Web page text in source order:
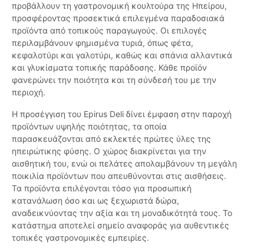
προβάλλουν τη γαστρονομική κουλτούρα της Ηπείρου,
προσφέροντας προσεκτικά επιλεγμένα παραδοσιακά
προϊόντα από τοπικούς παραγωγούς. Οι επιλογές
περιλαμβάνουν φημισμένα τυριά, όπως φέτα,
κεφαλοτύρι και γαλοτύρι, καθώς και σπάνια αλλαντικά
και γλυκίσματα τοπικής παράδοσης. Κάθε προϊόν
φανερώνει την ποιότητα και τη σύνδεσή του με την
περιοχή.
Η προσέγγιση του Epirus Deli δίνει έμφαση στην παροχή
προϊόντων υψηλής ποιότητας, τα οποία
παρασκευάζονται από εκλεκτές πρώτες ύλες της
ηπειρώτικης φύσης. Ο χώρος διακρίνεται για την
αισθητική του, ενώ οι πελάτες απολαμβάνουν τη μεγάλη
ποικιλία προϊόντων που απευθύνονται στις αισθήσεις.
Τα προϊόντα επιλέγονται τόσο για προσωπική
κατανάλωση όσο και ως ξεχωριστά δώρα,
αναδεικνύοντας την αξία και τη μοναδικότητά τους. Το
κατάστημα αποτελεί σημείο αναφοράς για αυθεντικές
τοπικές γαστρονομικές εμπειρίες.